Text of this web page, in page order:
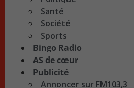
Santé
Société
Sports
Bingo Radio
AS de cœur
Publicité
Annoncer sur FM103,3